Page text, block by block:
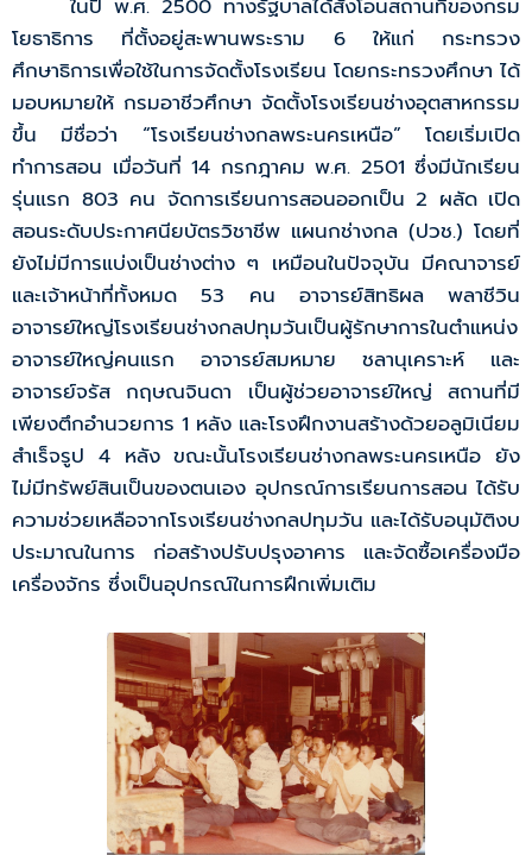
ในปี พ.ศ. 2500 ทางรัฐบาลได้สั่งโอนสถานที่ของกรม
โยธาธิการ ที่ตั้งอยู่สะพานพระราม 6 ให้แก่ กระทรวง
ศึกษาธิการเพื่อใช้ในการจัดตั้งโรงเรียน โดยกระทรวงศึกษา ได้
มอบหมายให้ กรมอาชีวศึกษา จัดตั้งโรงเรียนช่างอุตสาหกรรม
ขึ้น มีชื่อว่า “โรงเรียนช่างกลพระนครเหนือ” โดยเริ่มเปิด
ทำการสอน เมื่อวันที่ 14 กรกฎาคม พ.ศ. 2501 ซึ่งมีนักเรียน
รุ่นแรก 803 คน จัดการเรียนการสอนออกเป็น 2 ผลัด เปิด
สอนระดับประกาศนียบัตรวิชาชีพ แผนกช่างกล (ปวช.) โดยที่
ยังไม่มีการแบ่งเป็นช่างต่าง ๆ เหมือนในปัจจุบัน มีคณาจารย์
และเจ้าหน้าที่ทั้งหมด 53 คน อาจารย์สิทธิผล พลาชีวิน
อาจารย์ใหญ่โรงเรียนช่างกลปทุมวันเป็นผู้รักษาการในตำแหน่ง
อาจารย์ใหญ่คนแรก อาจารย์สมหมาย ชลานุเคราะห์ และ
อาจารย์จรัส กฤษณจินดา เป็นผู้ช่วยอาจารย์ใหญ่ สถานที่มี
เพียงตึกอำนวยการ 1 หลัง และโรงฝึกงานสร้างด้วยอลูมิเนียม
สำเร็จรูป 4 หลัง ขณะนั้นโรงเรียนช่างกลพระนครเหนือ ยัง
ไม่มีทรัพย์สินเป็นของตนเอง อุปกรณ์การเรียนการสอน ได้รับ
ความช่วยเหลือจากโรงเรียนช่างกลปทุมวัน และได้รับอนุมัติงบ
ประมาณในการ ก่อสร้างปรับปรุงอาคาร และจัดซื้อเครื่องมือ
เครื่องจักร ซึ่งเป็นอุปกรณ์ในการฝึกเพิ่มเติม